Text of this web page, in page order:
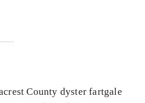
County dyster fartgale